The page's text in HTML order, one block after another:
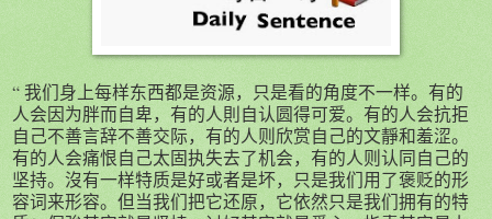
“ 我们身上每样东西都是资源，只是看的角度不一样。有的
人会因为胖而自卑，有的人則自认圆得可爱。有的人会抗拒
自己不善言辞不善交际，有的人则欣赏自己的文靜和羞涩。
有的人会痛恨自己太固执失去了机会，有的人则认同自己的
坚持。沒有一样特质是好或者是坏，只是我们用了褒贬的形
容词来形容。但当我们把它还原，它依然只是我们拥有的特